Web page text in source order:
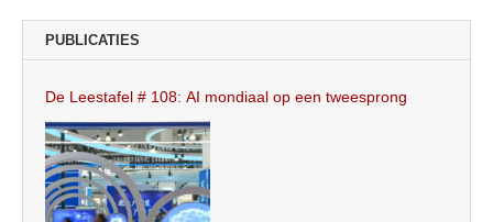
PUBLICATIES
De Leestafel # 108: AI mondiaal op een tweesprong